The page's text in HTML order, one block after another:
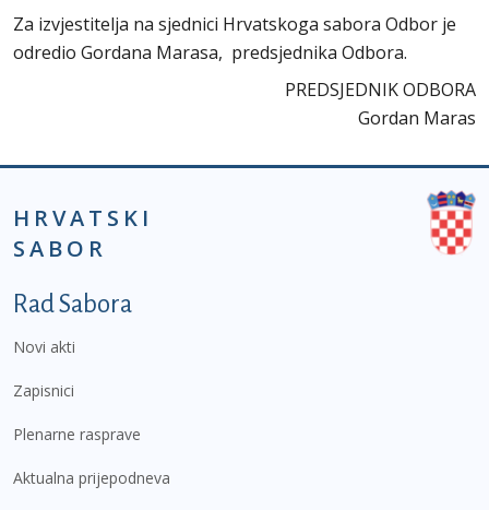
Za izvjestitelja na sjednici Hrvatskoga sabora Odbor je
odredio Gordana Marasa, predsjednika Odbora.
PREDSJEDNIK ODBORA
Gordan Maras
HRVATSKI
SABOR
Podnožje prvi izbornik
Rad Sabora
Novi akti
Zapisnici
Plenarne rasprave
Aktualna prijepodneva